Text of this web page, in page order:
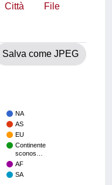
Città File
Salva come JPEG
NA
AS
EU
Continente
sconos…
AF
SA